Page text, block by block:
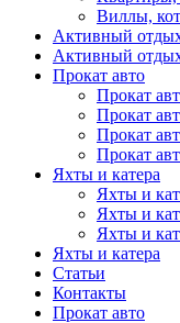
Виллы,
Активный
Активный
Прокат авто
Прокат
Прокат
Прокат
Прокат
Яхты и катера
Яхты и
Яхты и
Яхты и
Яхты и катера
Статьи
Контакты
Прокат авто